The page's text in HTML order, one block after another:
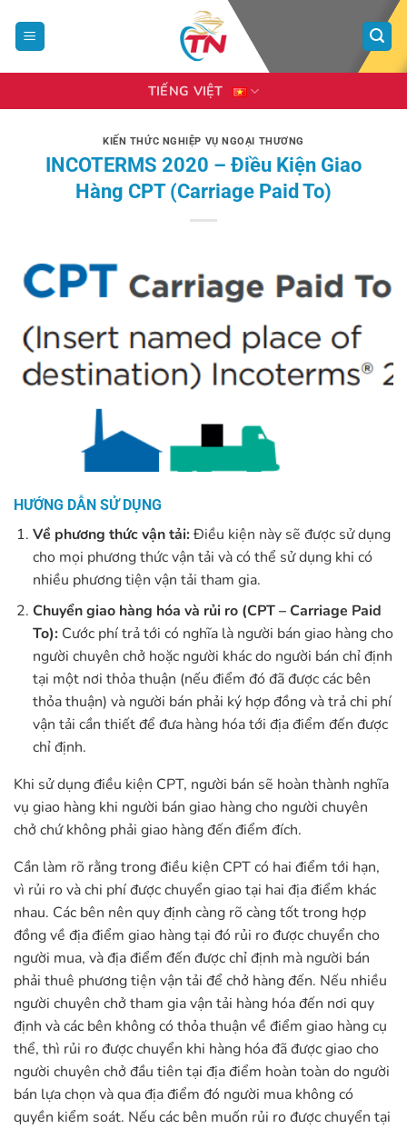
nội
dung
TIẾNG VIỆT
KIẾN THỨC NGHIỆP VỤ NGOẠI THƯƠNG
INCOTERMS 2020 – Điều Kiện Giao
Hàng CPT (Carriage Paid To)
HƯỚNG DẪN SỬ DỤNG
Về phương thức vận tải:Điều kiện này sẽ được sử dụng
cho mọi phương thức vận tải và có thể sử dụng khi có
nhiều phương tiện vận tải tham gia.
Chuyển giao hàng hóa và rủi ro (CPT – Carriage Paid
To): Cước phí trả tới có nghĩa là người bán giao hàng cho
người chuyên chở hoặc người khác do người bán chỉ định
tại một nơi thỏa thuận (nếu điểm đó đã được các bên
thỏa thuận) và người bán phải ký hợp đồng và trả chi phí
vận tải cần thiết để đưa hàng hóa tới địa điểm đến được
chỉ định.
Khi sử dụng điều kiện CPT, người bán sẽ hoàn thành nghĩa
vụ giao hàng khi người bán giao hàng cho người chuyên
chở chứ không phải giao hàng đến điểm đích.
Cần làm rõ rằng trong điều kiện CPT có hai điểm tới hạn,
vì rủi ro và chi phí được chuyển giao tại hai địa điểm khác
nhau. Các bên nên quy định càng rõ càng tốt trong hợp
đồng về địa điểm giao hàng tại đó rủi ro được chuyển cho
người mua, và địa điểm đến được chỉ định mà người bán
phải thuê phương tiện vận tải để chở hàng đến. Nếu nhiều
người chuyên chở tham gia vận tải hàng hóa đến nơi quy
định và các bên không có thỏa thuận về điểm giao hàng cụ
thể, thì rủi ro được chuyển khi hàng hóa đã được giao cho
người chuyên chở đầu tiên tại địa điểm hoàn toàn do người
bán lựa chọn và qua địa điểm đó người mua không có
quyền kiểm soát. Nếu các bên muốn rủi ro được chuyển tại